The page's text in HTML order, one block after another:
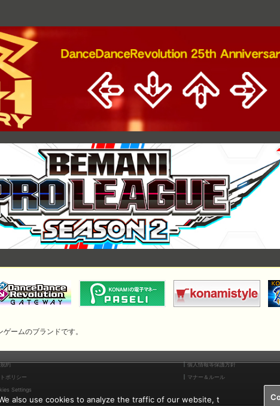
年9月16日(火)5:00(JST)までとなります。
ます。
ます。
vol.26」の先行プレー対象のCHALLENGE譜面が誰でも遊べるようになりました。
vol.1」の先行プレー対象のCHALLENGE譜面が誰でも遊べるようになりました。
ます。
ームのブランドです。
約 個人情報等保護方針
ポリシー マナー＆ルール
Settings
also use cookies to analyze the traffic of our website, t